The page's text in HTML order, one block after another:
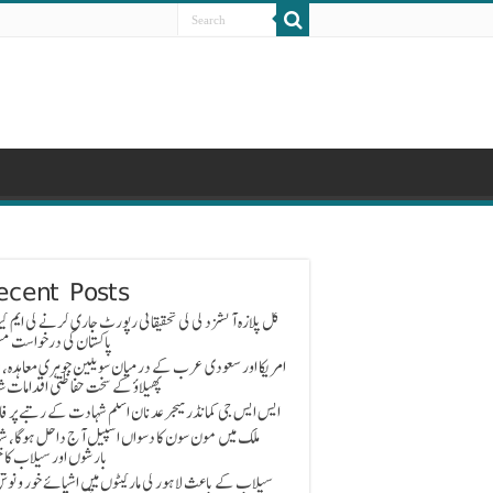
Posts
گل پلازہ آتشزدگی کی تحقیقاتی رپورٹ جاری کرنے کی ایم
پاکستان کی درخواست
امریکا اور سعودی عرب کے درمیان سویلین جوہری
پھیلاؤ کے سخت حفاظتی اقدامات
ایس ایس جی کمانڈر میجر عدنان اسلم شہادت کے رتبے پر
ملک میں مون سون کا دسواں اسپیل آج داخل ہوگا،
بارشوں اور سیلاب
سیلاب کے باعث لاہور کی مارکیٹوں میں اشیائے خور و